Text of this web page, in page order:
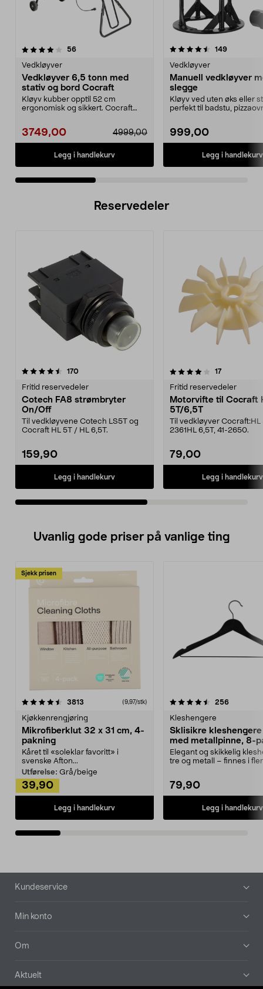
56anmeldelser
Vedkløyver
Vedkløyver 6,5 tonn med
stativ og bord Cocraft
Kløyv kubber opptil 52 cm
ergonomisk og sikkert. Cocraft
3749,00 4999,00
Legg i handlekurv
4.5 av 5 stjerner 149
Vedkløyver
Manuell vedkløyver
slegge
Kløyv ved uten øks eller
perfekt til badstu,
999,00
Legg i handlekurv
3.0 av 5 stjerner
Reservedeler
170anmeldelser
Fritid reservedeler
Cotech FA8 strømbryter
On/Off
Til vedkløyvene Cotech LS5T og
Cocraft HL 5T / HL 6,5T.
159,90
Legg i handlekurv
4.0av 5 stjerner 17anmeldelser
Fritid reservedeler
Motorvifte til Cocraft
5T/6,5T
Til vedkløyver Cocraft:HL
2361HL 6,5T, 41-2650.
79,00
Legg i handlekurv
4.5av 5 stjerner
Uvanlig gode priser på vanlige ting
Sjekk prisen
3813 anmeldelser(9,97/stk)
Kjøkkenrengjøring
Mikrofiberklut 32 x 31 cm, 4-
pakning
Kåret til «soleklar favoritt» i
svenske Afton...
Utførelse: Grå/beige
39,90
Legg i handlekurv
4.5av 5 stjerner 256
Kleshengere
Sklisikre
med metallpinne, 8-
Elegant og skikkelig
tre og metall – finnes i
79,90
Legg i handlekurv
4.5av 5 stjerner
Bunntekst
Kundeservice
Min konto
Om
Aktuelt